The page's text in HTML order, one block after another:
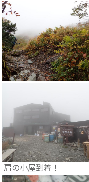
肩の小屋到着！